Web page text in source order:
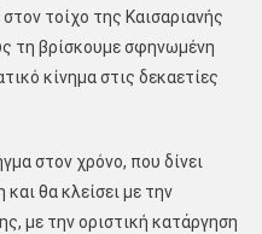
τοίχο της Καισαριανής
τη βρίσκουμε σφηνωμένη
κίνημα στις δεκαετίες
στον χρόνο, που δίνει
θα κλείσει με την
με την οριστική κατάργηση